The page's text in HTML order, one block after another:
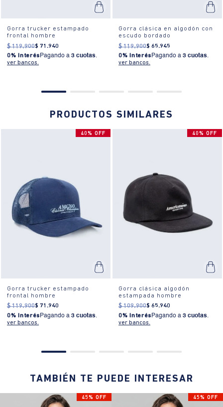
Hecha de 100% algodón, sin rotos, con un diseño
básico que se adapta a cualquier estilo. No requiere planchado y es
fácil de cuidar.
¿Cómo se usa?: El ajuste es estándar, ideal para actividades al aire
libre, paseos casuales o simplemente para complementar tu estilo
diario.
Gorra trucker estampado
frontal hombre
$ 119.900$ 71 .940
0% Interés Pagando a 3 cuotas.
ver bancos.
Gorra clásica en algodón con
escudo bordado
$ 119.900$ 65.945
0% Interés Pagando a 3 cuotas.
ver bancos.
PRODUCTOS SIMILARES
40% OFF
Gorra trucker estampado
frontal hombre
$ 119.900$ 71 .940
0% Interés Pagando a 3 cuotas.
ver bancos.
40% OFF
Gorra clásica algodón
estampada hombre
$ 109.900$ 65.940
0% Interés Pagando a 3 cuotas.
ver bancos.
TAMBIÉN TE PUEDE INTERESAR
45% OFF 45% OFF